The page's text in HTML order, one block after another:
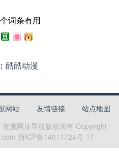
漫爱好者的关注，并帮助他们更
文化。
词条有用
酷酷动漫
网站 友情链接
站点地图
源网址导航版权所有 Copyright
浙ICP备14011724号-17